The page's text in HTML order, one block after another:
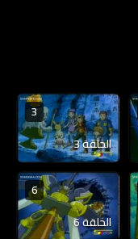
3
الحلقة 3
6
الحلقة 6